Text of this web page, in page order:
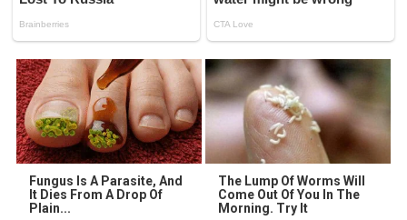
Fungus Is A Parasite, And
It Dies From A Drop Of
Plain...
The Lump Of Worms Will
Come Out Of You In The
Morning. Try It